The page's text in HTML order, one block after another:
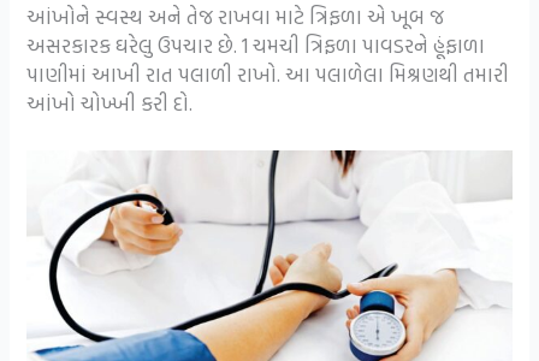
આંખોને સ્વસ્થ અને તેજ રાખવા માટે ત્રિફળા એ ખૂબ જ
અસરકારક ઘરેલુ ઉપચાર છે. 1 ચમચી ત્રિફળા પાવડરને હૂંફાળા
પાણીમાં આખી રાત પલાળી રાખો. આ પલાળેલા મિશ્રણથી તમારી
આંખો ચોખ્ખી કરી દો.